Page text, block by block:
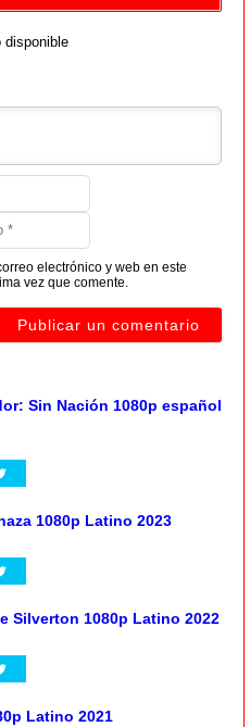
disponible
electrónico y web en este
vez que comente.
Sin Nación 1080p español
1080p Latino 2023
Silverton 1080p Latino 2022
Latino 2021